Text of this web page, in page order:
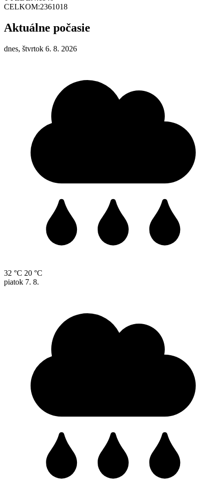
CELKOM:2361018
Aktuálne počasie
dnes, štvrtok 6. 8. 2026
32 °C 20 °C
piatok 7. 8.